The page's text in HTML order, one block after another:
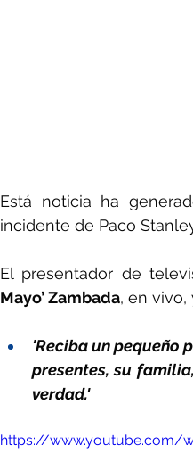
Está noticia ha
incidente de Paco
El presentador de
Mayo’ Zambada, en
'Reciba un pequeño
presentes, su
verdad.'
https://www.youtube.com/